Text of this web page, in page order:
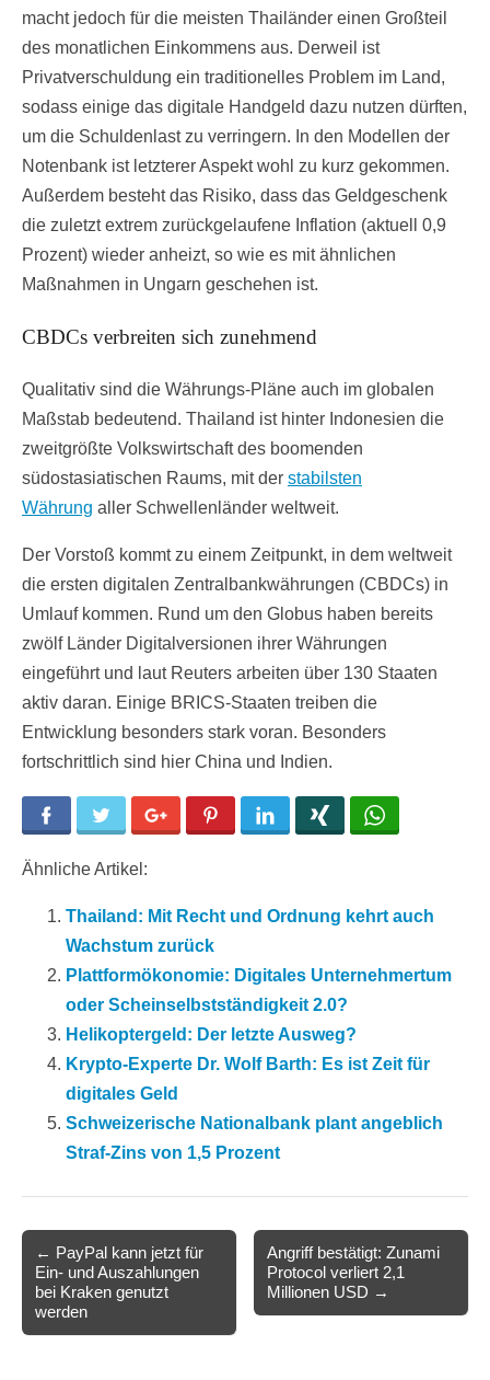
macht jedoch für die meisten Thailänder einen Großteil
des monatlichen Einkommens aus. Derweil ist
Privatverschuldung ein traditionelles Problem im Land,
sodass einige das digitale Handgeld dazu nutzen dürften,
um die Schuldenlast zu verringern. In den Modellen der
Notenbank ist letzterer Aspekt wohl zu kurz gekommen.
Außerdem besteht das Risiko, dass das Geldgeschenk
die zuletzt extrem zurückgelaufene Inflation (aktuell 0,9
Prozent) wieder anheizt, so wie es mit ähnlichen
Maßnahmen in Ungarn geschehen ist.
CBDCs verbreiten sich zunehmend
Qualitativ sind die Währungs-Pläne auch im globalen
Maßstab bedeutend. Thailand ist hinter Indonesien die
zweitgrößte Volkswirtschaft des boomenden
südostasiatischen Raums, mit der stabilsten
Währung aller Schwellenländer weltweit.
Der Vorstoß kommt zu einem Zeitpunkt, in dem weltweit
die ersten digitalen Zentralbankwährungen (CBDCs) in
Umlauf kommen. Rund um den Globus haben bereits
zwölf Länder Digitalversionen ihrer Währungen
eingeführt und laut Reuters arbeiten über 130 Staaten
aktiv daran. Einige BRICS-Staaten treiben die
Entwicklung besonders stark voran. Besonders
fortschrittlich sind hier China und Indien.
Facebook Twitter Google+ Pinterest LinkedIn
Ähnliche Artikel:
Thailand: Mit Recht und Ordnung kehrt auch
Wachstum zurück
Plattformökonomie: Digitales Unternehmertum
oder Scheinselbstständigkeit 2.0?
Helikoptergeld: Der letzte Ausweg?
Krypto-Experte Dr. Wolf Barth: Es ist Zeit für
digitales Geld
Schweizerische Nationalbank plant angeblich
Straf-Zins von 1,5 Prozent
navigation
← PayPal kann jetzt für
Ein- und Auszahlungen
bei Kraken genutzt
werden
Angriff bestätigt: Zunami
Protocol verliert 2,1
Millionen USD →